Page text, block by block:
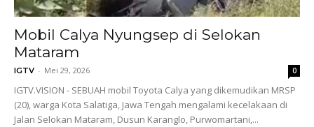
Mobil Calya Nyungsep di Selokan
Mataram
IGTV - Mei 29, 2026 0
IGTV.VISION - SEBUAH mobil Toyota Calya yang dikemudikan MRSP
(20), warga Kota Salatiga, Jawa Tengah mengalami kecelakaan di
Jalan Selokan Mataram, Dusun Karanglo, Purwomartani,...